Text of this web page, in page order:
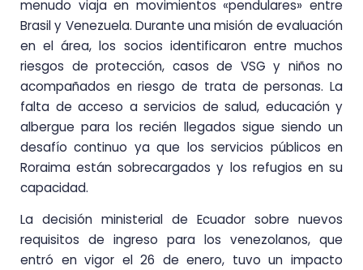
menudo viaja en movimientos «pendulares» entre
Brasil y Venezuela. Durante una misión de evaluación
en el área, los socios identificaron entre muchos
riesgos de protección, casos de VSG y niños no
acompañados en riesgo de trata de personas. La
falta de acceso a servicios de salud, educación y
albergue para los recién llegados sigue siendo un
desafío continuo ya que los servicios públicos en
Roraima están sobrecargados y los refugios en su
capacidad.
La decisión ministerial de Ecuador sobre nuevos
requisitos de ingreso para los venezolanos, que
entró en vigor el 26 de enero, tuvo un impacto